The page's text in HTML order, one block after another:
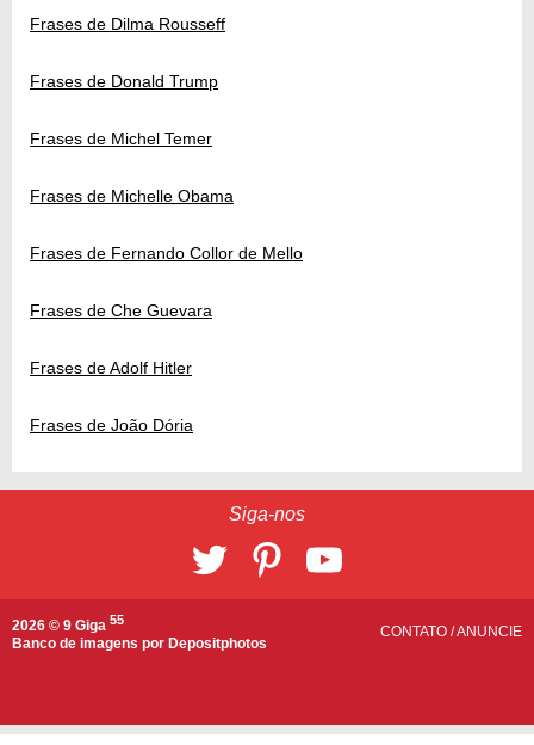
Frases de Dilma Rousseff
Frases de Donald Trump
Frases de Michel Temer
Frases de Michelle Obama
Frases de Fernando Collor de Mello
Frases de Che Guevara
Frases de Adolf Hitler
Frases de João Dória
Siga-nos
2026 © 9 Giga 55
Banco de imagens por Depositphotos
CONTATO /ANUNCIE